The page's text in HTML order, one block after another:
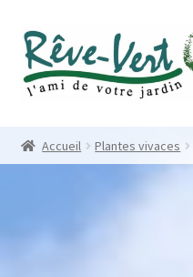
Skip
to
navigation
Skip
to
content
Accueil Plantes vivaces